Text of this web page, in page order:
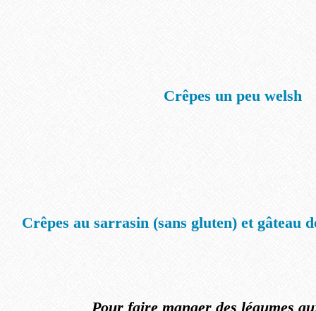
Crêpes un peu welsh
Crêpes au sarrasin (sans gluten) et gâteau
Pour faire manger des légumes